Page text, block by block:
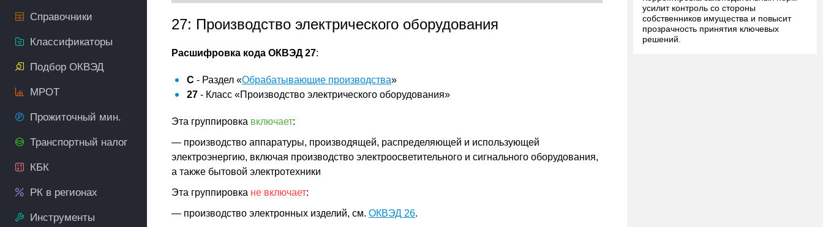
Справочники
Классификаторы
Подбор ОКВЭД
МРОТ
Прожиточный мин.
Транспортный налог
КБК
РК в регионах
Инструменты
27: Производство электрического оборудования
Расшифровка кода ОКВЭД 27:
C - Раздел «Обрабатывающие производства»
27 - Класс «Производство электрического оборудования»
Эта группировка включает:
— производство аппаратуры, производящей, распределяющей и использующей
электроэнергию, включая производство электроосветительного и сигнального оборудования,
а также бытовой электротехники
Эта группировка не включает:
— производство электронных изделий, см. ОКВЭД 26.
усилит контроль со стороны
собственников имущества и повысит
прозрачность принятия ключевых
решений.